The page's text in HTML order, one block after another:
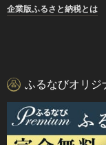
企業版ふるさと納税とは
ふるなびオリジ